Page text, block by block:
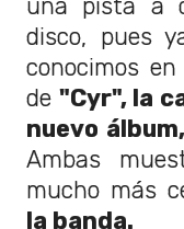
una pista a
disco, pues
conocimos
de "Cyr", la
nuevo
Ambas
mucho más
la banda.